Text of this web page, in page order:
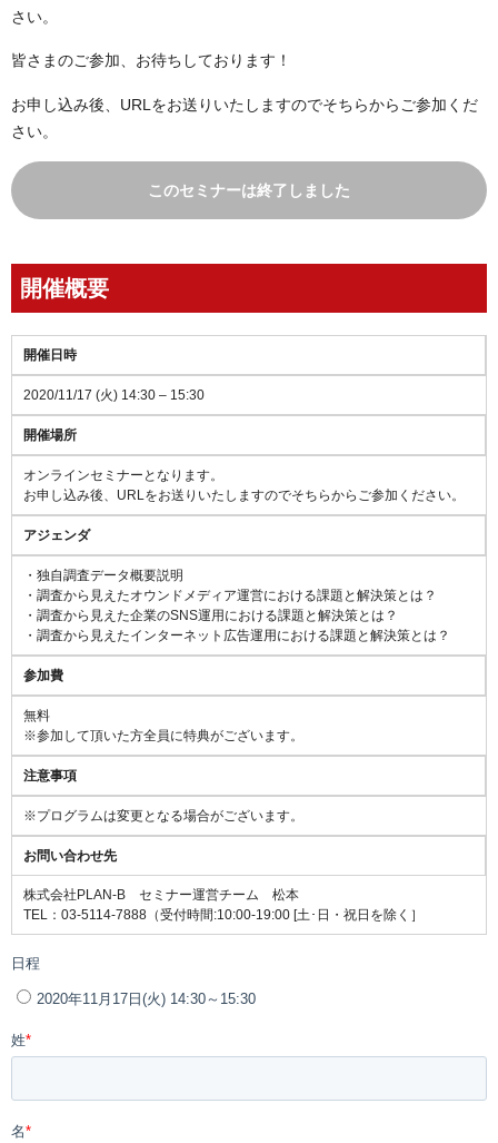
さい。
皆さまのご参加、お待ちしております！
お申し込み後、URLをお送りいたしますのでそちらからご参加くだ
さい。
このセミナーは終了しました
開催概要
開催日時
2020/11/17 (火) 14:30 – 15:30
開催場所
オンラインセミナーとなります。
お申し込み後、URLをお送りいたしますのでそちらからご参加ください。
アジェンダ
・独自調査データ概要説明
・調査から見えたオウンドメディア運営における課題と解決策とは？
・調査から見えた企業のSNS運用における課題と解決策とは？
・調査から見えたインターネット広告運用における課題と解決策とは？
参加費
無料
※参加して頂いた方全員に特典がございます。
注意事項
※プログラムは変更となる場合がございます。
お問い合わせ先
株式会社PLAN-B セミナー運営チーム 松本
TEL：03-5114-7888（受付時間:10:00-19:00 [土･日・祝日を除く］